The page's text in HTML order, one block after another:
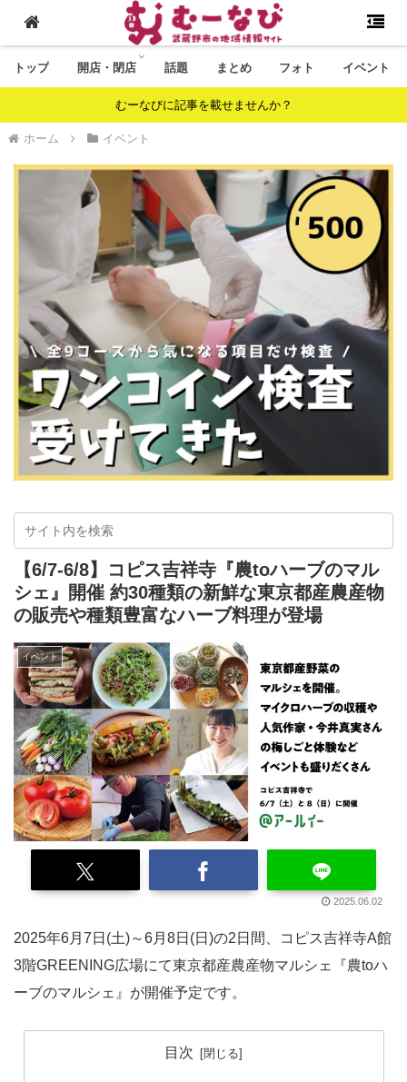
トップ 開店・閉店 話題 まとめ フォト イベント
むーなびに記事を載せませんか？
ホーム イベント
【6/7-6/8】コピス吉祥寺『農toハーブのマル
シェ』開催 約30種類の新鮮な東京都産農産物
の販売や種類豊富なハーブ料理が登場
イベント
2025.06.02
2025年6月7日(土)～6月8日(日)の2日間、コピス吉祥寺A館
3階GREENING広場にて東京都産農産物マルシェ『農toハ
ーブのマルシェ』が開催予定です。
目次